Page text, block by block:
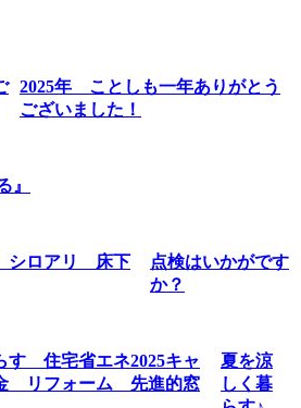
2025年 ことしも一年ありがとう
ございました！
』
点検はいかがです
か？
夏を涼
しく暮